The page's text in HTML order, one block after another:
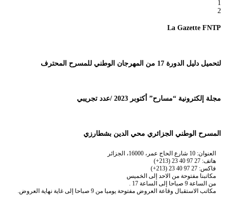
1
2
La Gazette FNTP
لتحميل دليل الدورة 17 من المهرجان الوطني للمسرح المحترف
مجلة إلكترونية “مسارح” أكتوبر 2023 /عدد تجريبي
المسرح الوطني الجزائري محي الدين بشطارزي
العنوان: 10 شارع الحاج عمر، 16000، الجزائر
هاتف: 27 97 40 23 (213+)
فاكس: 27 97 40 23 (213+)
مكاتبنا مفتوحة من الاحد إلى الخميس
من الساعة 9 صباحا إلى الساعة 17 .
مكاتب الاستقبال وقاعة العروض مفتوحة يوميا من 9 صباحا إلى غاية نهاية العروض.